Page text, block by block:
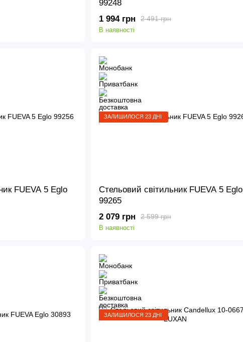
99248
2 491 грн
1 994 грн
В наявності
FUEVA 5 Eglo
ЗАЛИШИЛОСЯ 23 ДНІ
Стельовий світильник FUEVA 5 Eglo
99265
2 599 грн
2 079 грн
В наявності
ЗАЛИШИЛОСЯ 23 ДНІ